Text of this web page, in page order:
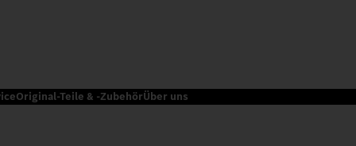
Original-Teile & -ZubehörÜber uns